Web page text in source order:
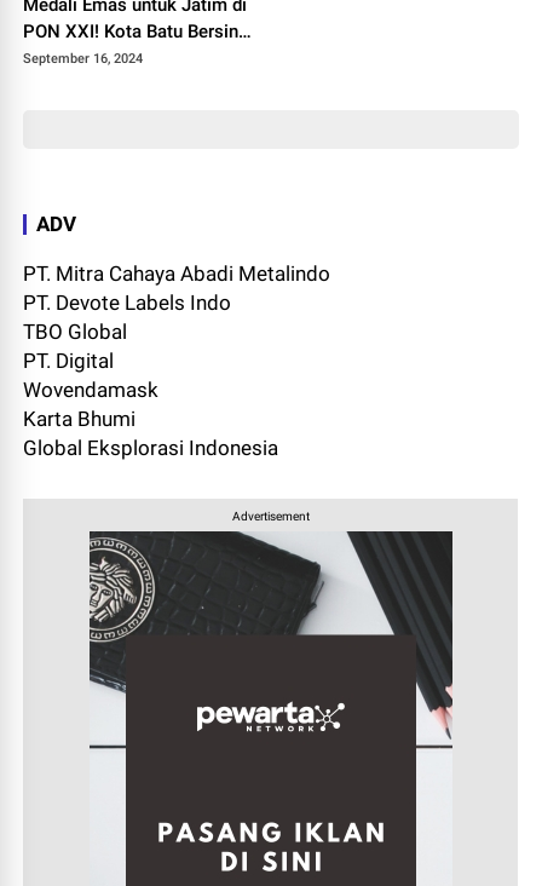
PON XXI! Kota Batu Bersinar
di Ajang Nasional
September 16, 2024
ADV
PT. Mitra Cahaya Abadi Metalindo
PT. Devote Labels Indo
TBO Global
PT. Digital
Wovendamask
Karta Bhumi
Global Eksplorasi Indonesia
Advertisement